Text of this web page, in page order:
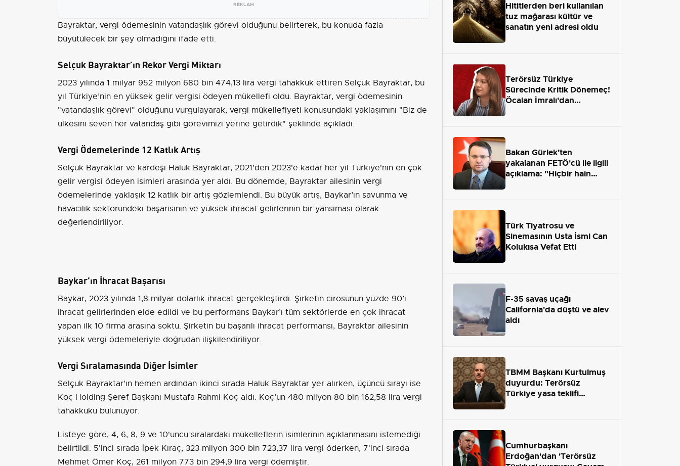
REKLAM
Bayraktar, vergi ödemesinin vatandaşlık görevi olduğunu belirterek, bu konuda fazla
büyütülecek bir şey olmadığını ifade etti.
Selçuk Bayraktar’ın Rekor Vergi Miktarı
2023 yılında 1 milyar 952 milyon 680 bin 474,13 lira vergi tahakkuk ettiren Selçuk Bayraktar, bu
yıl Türkiye’nin en yüksek gelir vergisi ödeyen mükellefi oldu. Bayraktar, vergi ödemesinin
"vatandaşlık görevi" olduğunu vurgulayarak, vergi mükellefiyeti konusundaki yaklaşımını "Biz de
ülkesini seven her vatandaş gibi görevimizi yerine getirdik" şeklinde açıkladı.
Vergi Ödemelerinde 12 Katlık Artış
Selçuk Bayraktar ve kardeşi Haluk Bayraktar, 2021'den 2023'e kadar her yıl Türkiye'nin en çok
gelir vergisi ödeyen isimleri arasında yer aldı. Bu dönemde, Bayraktar ailesinin vergi
ödemelerinde yaklaşık 12 katlık bir artış gözlemlendi. Bu büyük artış, Baykar’ın savunma ve
havacılık sektöründeki başarısının ve yüksek ihracat gelirlerinin bir yansıması olarak
değerlendiriliyor.
Baykar’ın İhracat Başarısı
Baykar, 2023 yılında 1,8 milyar dolarlık ihracat gerçekleştirdi. Şirketin cirosunun yüzde 90’ı
ihracat gelirlerinden elde edildi ve bu performans Baykar’ı tüm sektörlerde en çok ihracat
yapan ilk 10 firma arasına soktu. Şirketin bu başarılı ihracat performansı, Bayraktar ailesinin
yüksek vergi ödemeleriyle doğrudan ilişkilendiriliyor.
Vergi Sıralamasında Diğer İsimler
Selçuk Bayraktar'ın hemen ardından ikinci sırada Haluk Bayraktar yer alırken, üçüncü sırayı ise
Koç Holding Şeref Başkanı Mustafa Rahmi Koç aldı. Koç’un 480 milyon 80 bin 162,58 lira vergi
tahakkuku bulunuyor.
Listeye göre, 4, 6, 8, 9 ve 10'uncu sıralardaki mükelleflerin isimlerinin açıklanmasını istemediği
belirtildi. 5'inci sırada İpek Kıraç, 323 milyon 300 bin 723,37 lira vergi öderken, 7'inci sırada
Mehmet Ömer Koç, 261 milyon 773 bin 294,9 lira vergi ödemiştir.
Hititlerden beri kullanılan
tuz mağarası kültür ve
sanatın yeni adresi oldu
Terörsüz Türkiye
Sürecinde Kritik Dönemeç!
Öcalan İmralı'dan
Bakan Gürlek'ten
yakalanan FETÖ'cü ile ilgili
açıklama: "Hiçbir hain
Türk Tiyatrosu ve
Sinemasının Usta İsmi Can
Kolukısa Vefat Etti
F-35 savaş uçağı
California'da düştü ve alev
aldı
TBMM Başkanı Kurtulmuş
duyurdu: Terörsüz
Türkiye yasa teklifi
Cumhurbaşkanı
Erdoğan'dan 'Terörsüz